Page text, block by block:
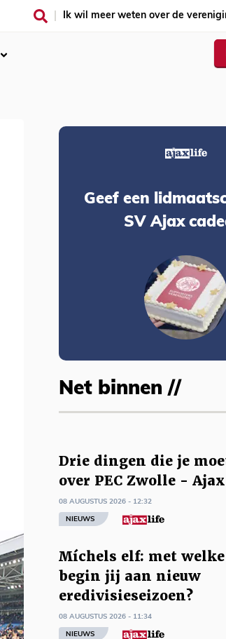
Ik wil meer weten over de
Geef een
SV Ajax
Net binnen //
Drie dingen die je
over PEC Zwolle - Ajax
08 AUGUSTUS 2026 - 12:32
NIEUWS
Míchels elf: met
begin jij aan nieuw
eredivisieseizoen?
08 AUGUSTUS 2026 - 11:34
NIEUWS